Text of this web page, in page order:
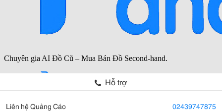
Hỗ trợ
Liên hệ Quảng Cáo 02439747875